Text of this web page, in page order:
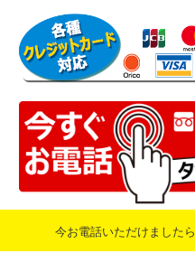
今お電話いただけましたら